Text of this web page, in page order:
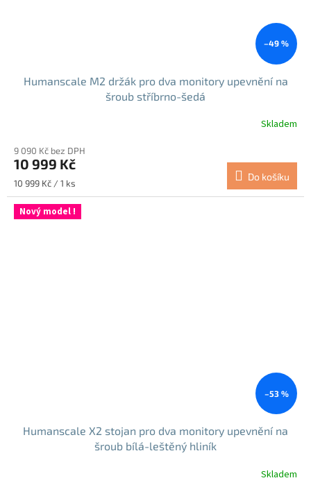
–49 %
Humanscale M2 držák pro dva monitory upevnění na
šroub stříbrno-šedá
Skladem
9 090 Kč bez DPH
10 999 Kč
Měrná
cena:
10 999 Kč / 1 ks
Do košíku
Nový model !
–53 %
Humanscale X2 stojan pro dva monitory upevnění na
šroub bílá-leštěný hliník
Skladem